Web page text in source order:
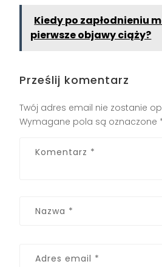
Kiedy po zapłodnieniu
pierwsze objawy ciąży?
Prześlij komentarz
Twój adres email nie zostanie
Wymagane pola są oznaczone